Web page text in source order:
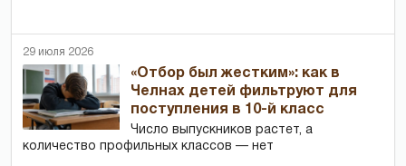
29 июля 2026
«Отбор был жестким»: как в
Челнах детей фильтруют для
поступления в 10-й класс
Число выпускников растет, а
количество профильных классов — нет